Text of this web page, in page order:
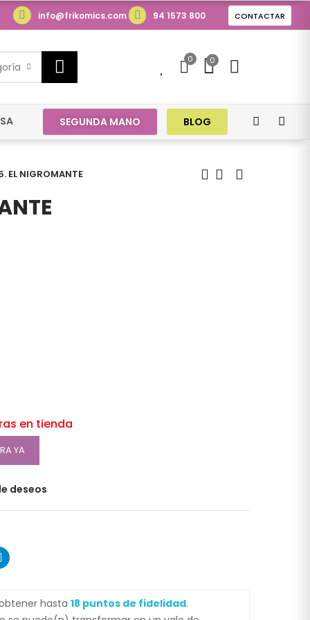
info@frikomics.com 94 1573 800 CONTACTAR
0 0
SEGUNDA MANO BLOG
EL NIGROMANTE
en tienda
YA
deseos
hasta 18 puntos de fidelidad.